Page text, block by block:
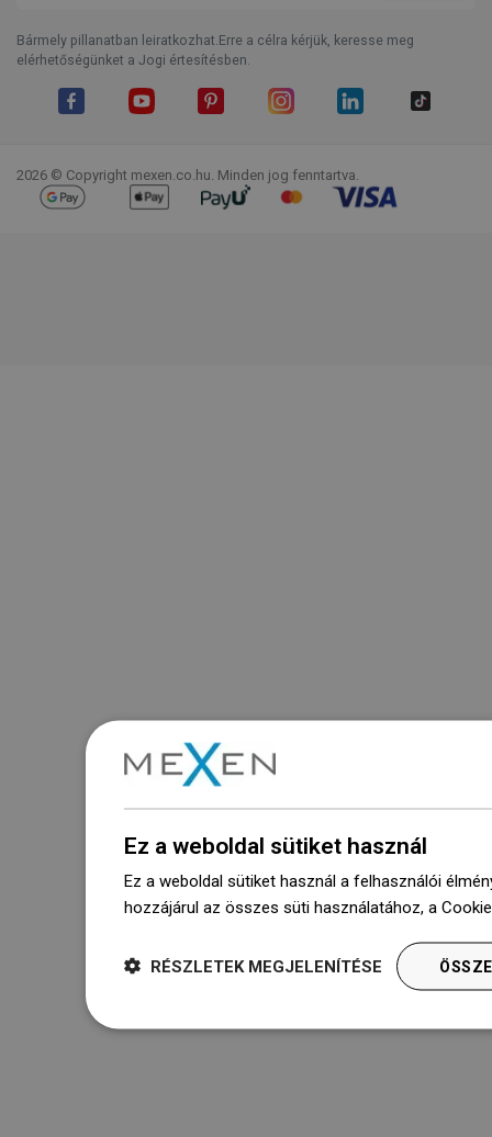
Bármely pillanatban leiratkozhat.Erre a célra kérjük, keresse meg
elérhetőségünket a Jogi értesítésben.
2026 © Copyright mexen.co.hu. Minden jog fenntartva.
Ez a weboldal sütiket használ
Ez a weboldal sütiket használ a felhasználói
hozzájárul az összes süti használatához, a
RÉSZLETEK MEGJELENÍTÉSE